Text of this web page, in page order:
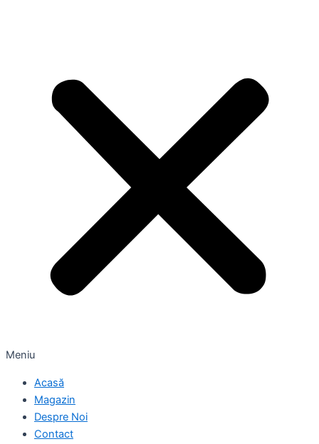
Meniu
Acasă
Magazin
Despre Noi
Contact